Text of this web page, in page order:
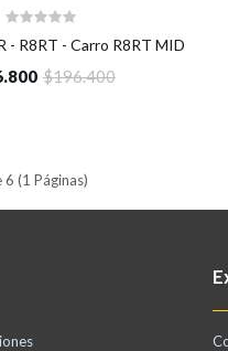
- R8RT - Carro R8RT MID
$196.400
(1 Páginas)